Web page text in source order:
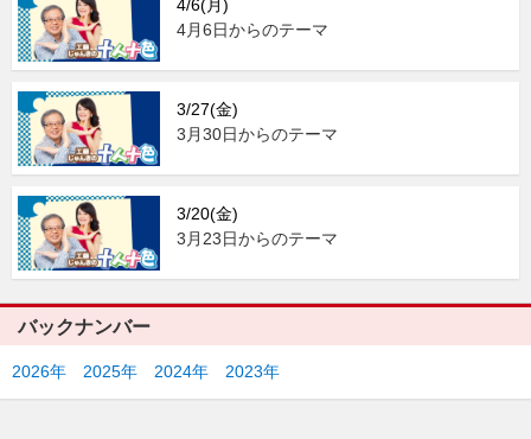
4/6(月)
4月6日からのテーマ
3/27(金)
3月30日からのテーマ
3/20(金)
3月23日からのテーマ
バックナンバー
2026年 2025年 2024年 2023年